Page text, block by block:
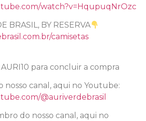
watch?v=HqupuqNrOzc
BRASIL, BY RESERVA
camisetas
para concluir a compra
nosso canal, aqui no Youtube:
@auriverdebrasil
do nosso canal, aqui no